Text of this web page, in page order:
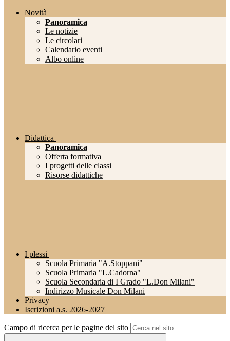
Novità
Panoramica
Le notizie
Le circolari
Calendario eventi
Albo online
Didattica
Panoramica
Offerta formativa
I progetti delle classi
Risorse didattiche
I plessi
Scuola Primaria "A.Stoppani"
Scuola Primaria "L.Cadorna"
Scuola Secondaria di I Grado "L.Don Milani"
Indirizzo Musicale Don Milani
Privacy
Iscrizioni a.s. 2026-2027
Campo di ricerca per le pagine del sito